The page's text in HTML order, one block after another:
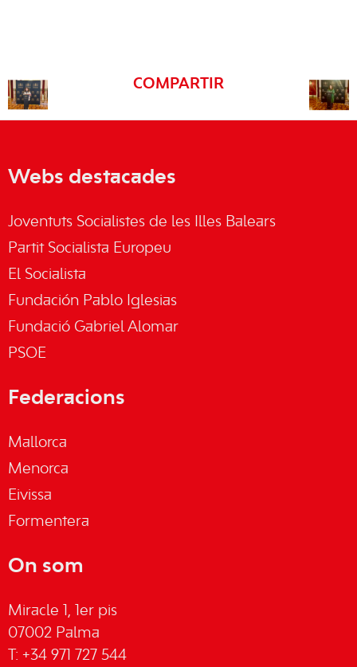
COMPARTIR
Webs destacades
Joventuts Socialistes de les Illes Balears
Partit Socialista Europeu
El Socialista
Fundación Pablo Iglesias
Fundació Gabriel Alomar
PSOE
Federacions
Mallorca
Menorca
Eivissa
Formentera
On som
Miracle 1, 1er pis
07002 Palma
T: +34 971 727 544